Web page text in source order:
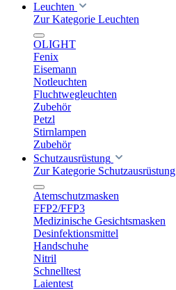
Leuchten
Zur Kategorie Leuchten
OLIGHT
Fenix
Eisemann
Notleuchten
Fluchtwegleuchten
Zubehör
Petzl
Stirnlampen
Zubehör
Schutzausrüstung
Zur Kategorie Schutzausrüstung
Atemschutzmasken
FFP2/FFP3
Medizinische Gesichtsmasken
Desinfektionsmittel
Handschuhe
Nitril
Schnelltest
Laientest